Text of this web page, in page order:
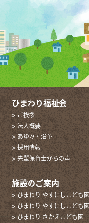
ひまわり福祉会
> ご挨拶
> 法人概要
> あゆみ・沿革
> 採用情報
> 先輩保育士からの声
施設のご案内
> ひまわり やすにしこども園
> ひまわり やすにしこども園
> ひまわり さかえこども園